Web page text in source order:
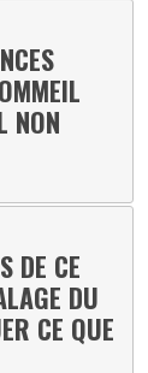
NON
DE CE
DU
CE QUE